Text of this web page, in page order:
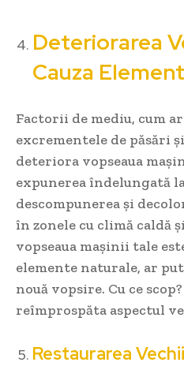
Deteriorarea
Cauza
Factorii de mediu, cum
excrementele de păsări
deteriora vopseaua
expunerea îndelungată
descompunerea și
în zonele cu climă caldă
vopseaua mașinii tale
elemente naturale, ar
nouă vopsire. Cu ce
reîmprospăta aspectul
Restaurarea